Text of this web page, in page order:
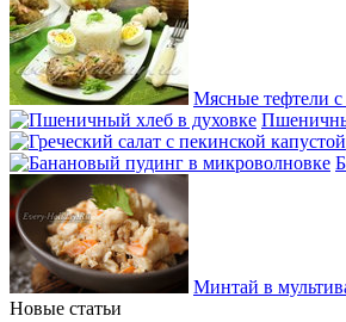
Мясные тефтели
Минтай в
Новые статьи